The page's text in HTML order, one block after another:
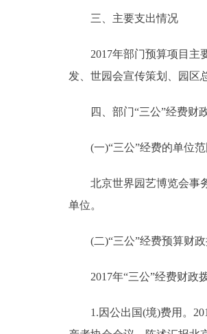
ITALIANO
三、主要支出情况
2017年部门预算项目主要
发、世园会宣传策划、园区
四、部门“三公”经费财
(一)“三公”经费的单位范
北京世界园艺博览会事务
单位。
(二)“三公”经费预算财政
2017年“三公”经费财政拨
1.因公出国(境)费用。